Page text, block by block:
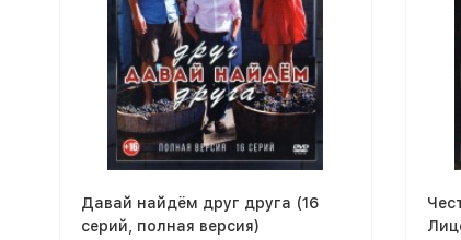
Давай найдём друг друга (16
серий, полная версия)